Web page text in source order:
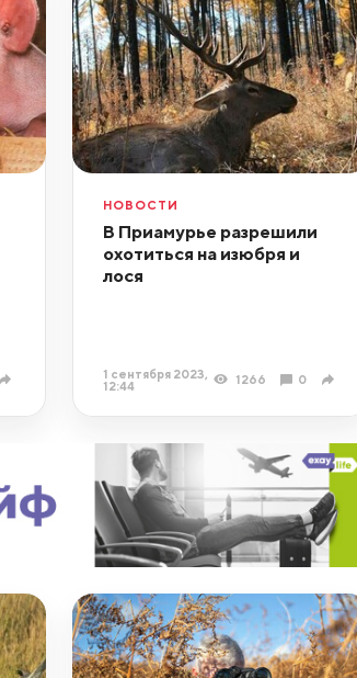
НОВОСТИ
В Приамурье разрешили
охотиться на изюбря и
лося
1 сентября 2023,
12:44
1266 0